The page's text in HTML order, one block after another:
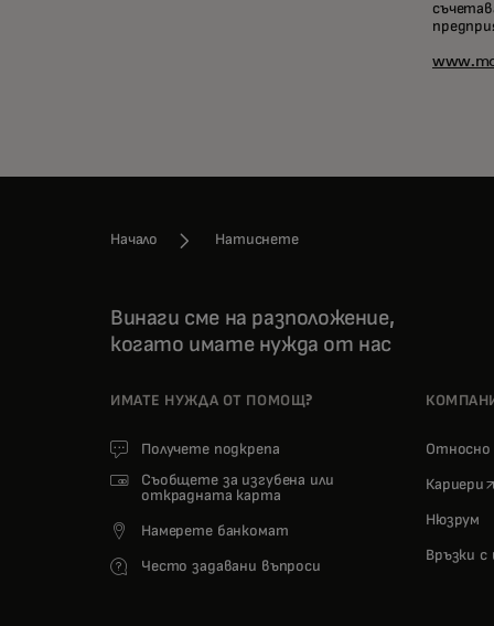
Начало Натиснете
Винаги сме на разположение,
когато имате нужда от нас
ИМАТЕ НУЖДА ОТ ПОМОЩ?
Получете подкрепа
Съобщете за изгубена или
открадната карта
Намерете банкомат
Често задавани въпроси
Относно
Кариери
Нюзрум
Връзки